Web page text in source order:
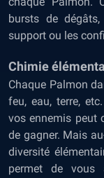
bursts de
support ou les
Chimie
Chaque Palmon
feu, eau, terre,
vos ennemis peut
de gagner. Mais
diversité
permet de vous